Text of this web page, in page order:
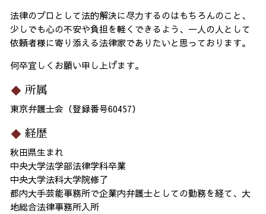
法律のプロとして法的解決に尽力するのはもちろんのこと、
少しでも心の不安や負担を軽くできるよう、一人の人として
依頼者様に寄り添える法律家でありたいと思っております。
何卒宜しくお願い申し上げます。
所属
東京弁護士会（登録番号60457）
経歴
秋田県生まれ
中央大学法学部法律学科卒業
中央大学法科大学院修了
都内大手芸能事務所で企業内弁護士としての勤務を経て、大
地総合法律事務所入所